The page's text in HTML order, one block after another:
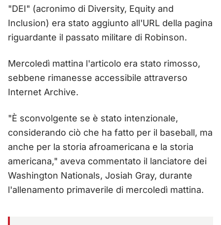
"DEI" (acronimo di Diversity, Equity and
Inclusion) era stato aggiunto all'URL della pagina
riguardante il passato militare di Robinson.
Mercoledì mattina l'articolo era stato rimosso,
sebbene rimanesse accessibile attraverso
Internet Archive.
"È sconvolgente se è stato intenzionale,
considerando ciò che ha fatto per il baseball, ma
anche per la storia afroamericana e la storia
americana," aveva commentato il lanciatore dei
Washington Nationals, Josiah Gray, durante
l'allenamento primaverile di mercoledì mattina.